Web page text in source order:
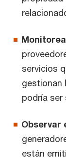
servicios
gestionan
podría ser
Observar
están